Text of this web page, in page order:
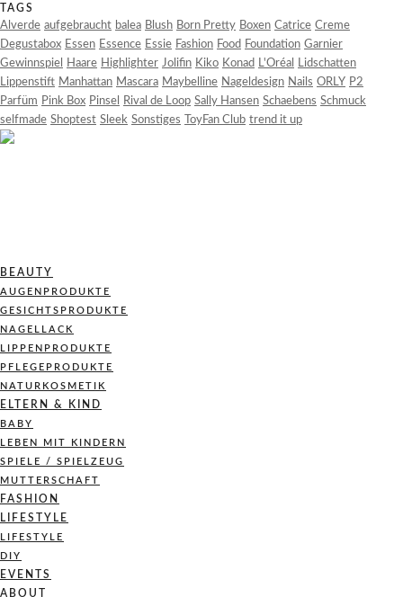
TAGS
Alverde aufgebraucht balea Blush Born Pretty Boxen Catrice Creme
Degustabox Essen Essence Essie Fashion Food Foundation Garnier
Gewinnspiel
Haare Highlighter Jolifin Kiko Konad L'Oréal
Lidschatten
Lippenstift Manhattan Mascara Maybelline Nageldesign Nails ORLY P2
Parfüm Pink Box Pinsel Rival de Loop Sally Hansen Schaebens Schmuck
selfmade Shoptest Sleek Sonstiges ToyFan Club trend it up
BEAUTY
AUGENPRODUKTE
GESICHTSPRODUKTE
NAGELLACK
LIPPENPRODUKTE
PFLEGEPRODUKTE
NATURKOSMETIK
ELTERN & KIND
BABY
LEBEN MIT KINDERN
SPIELE / SPIELZEUG
MUTTERSCHAFT
FASHION
LIFESTYLE
LIFESTYLE
DIY
EVENTS
ABOUT